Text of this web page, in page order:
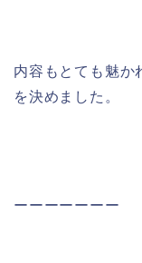
内容もとても魅か
を決めました。
ーーーーーーー